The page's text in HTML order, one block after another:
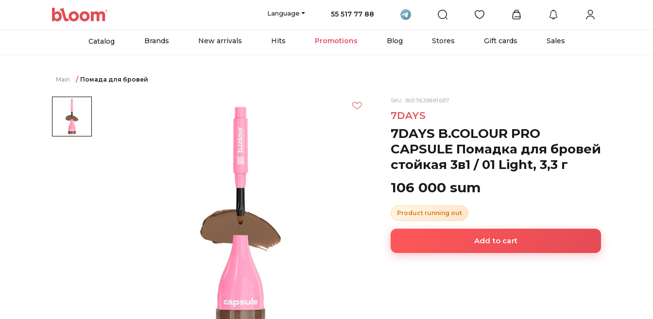
Language 55 517 77 88
Catalog Brands New arrivals Hits Promotions Blog Stores Gift cards Sales
Main Помада для бровей
SKU: 8057639881687
7DAYS
7DAYS B.COLOUR PRO
CAPSULE Помадка для бровей
стойкая 3в1 / 01 Light, 3,3 г
106 000 sum
Product running out
Add to cart